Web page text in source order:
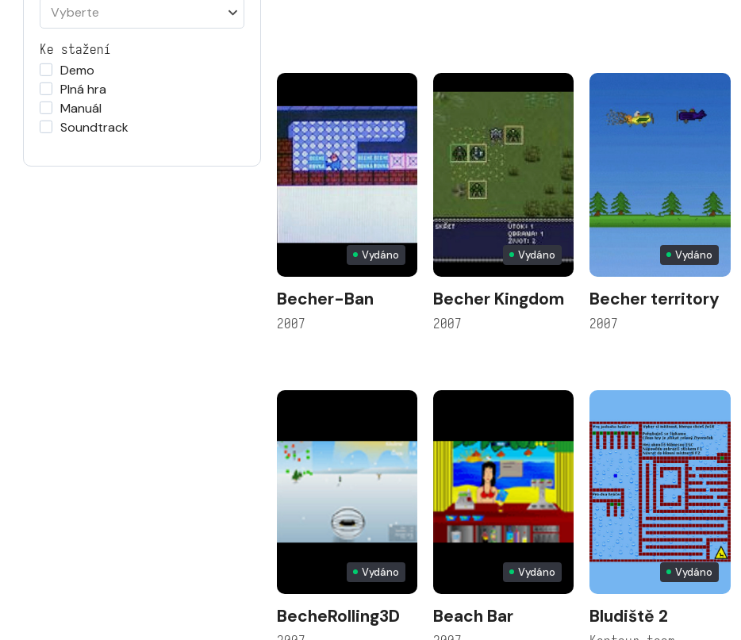
Vyberte
Ke stažení
Demo
Plná hra
Manuál
Soundtrack
Vydáno
Becher-Ban
2007
Vydáno
Becher Kingdom
2007
Vydáno
Becher territory
2007
Vydáno
BecheRolling3D
Vydáno
Beach Bar
Vydáno
Bludiště 2